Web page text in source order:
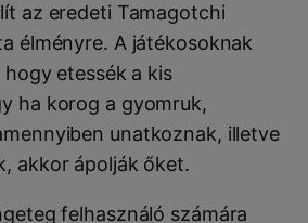
az eredeti Tamagotchi
élményre. A játékosoknak
etessék a kis
ha korog a gyomruk,
unatkoznak, illetve
akkor ápolják őket.
felhasználó számára